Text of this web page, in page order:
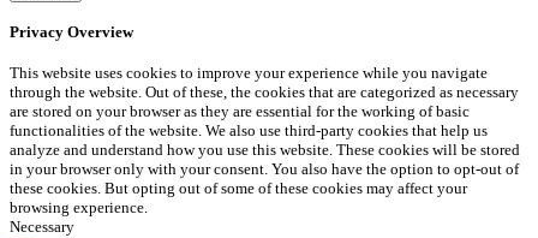
Privacy Overview
This website uses cookies to improve your experience while you navigate
through the website. Out of these, the cookies that are categorized as necessary
are stored on your browser as they are essential for the working of basic
functionalities of the website. We also use third-party cookies that help us
analyze and understand how you use this website. These cookies will be stored
in your browser only with your consent. You also have the option to opt-out of
these cookies. But opting out of some of these cookies may affect your
browsing experience.
Necessary